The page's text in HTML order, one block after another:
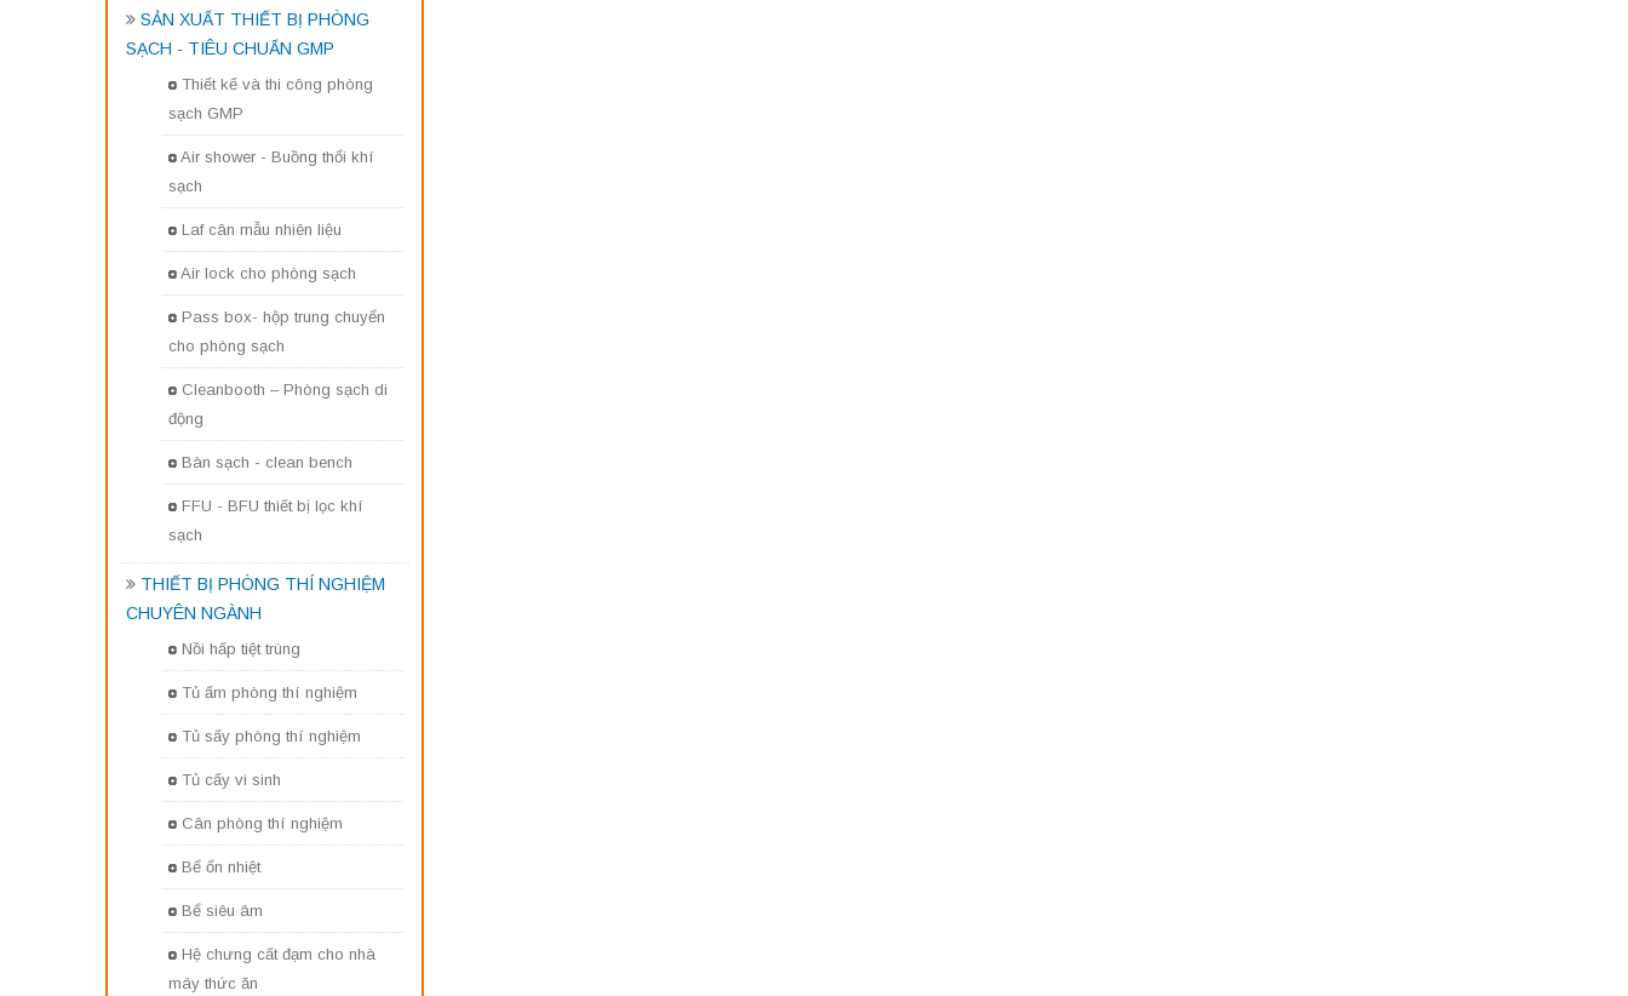
SẢN XUẤT THIẾT BỊ PHÒNG
SẠCH - TIÊU CHUẨN GMP
Thiết kế và thi công phòng
sạch GMP
Air shower - Buồng thổi khí
sạch
Laf cân mẫu nhiên liệu
Air lock cho phòng sạch
Pass box- hộp trung chuyển
cho phòng sạch
Cleanbooth – Phòng sạch di
động
Bàn sạch - clean bench
FFU - BFU thiết bị lọc khí
sạch
THIẾT BỊ PHÒNG THÍ NGHIỆM
CHUYÊN NGÀNH
Nồi hấp tiệt trùng
Tủ ấm phòng thí nghiệm
Tủ sấy phòng thí nghiệm
Tủ cấy vi sinh
Cân phòng thí nghiệm
Bể ổn nhiệt
Bể siêu âm
Hệ chưng cất đạm cho nhà
máy thức ăn